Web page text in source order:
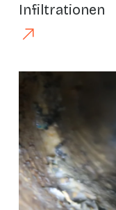
Infiltrationen